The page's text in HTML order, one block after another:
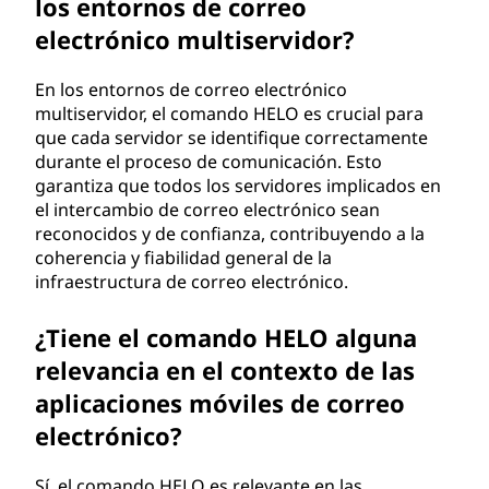
los entornos de correo
electrónico multiservidor?
En los entornos de correo electrónico
multiservidor, el comando HELO es crucial para
que cada servidor se identifique correctamente
durante el proceso de comunicación. Esto
garantiza que todos los servidores implicados en
el intercambio de correo electrónico sean
reconocidos y de confianza, contribuyendo a la
coherencia y fiabilidad general de la
infraestructura de correo electrónico.
¿Tiene el comando HELO alguna
relevancia en el contexto de las
aplicaciones móviles de correo
electrónico?